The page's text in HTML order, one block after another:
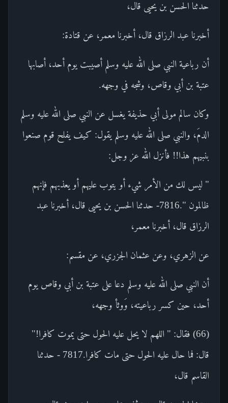
حدثنا الحسن بن يحيى قال،
أخبرنا عبد الرزاق قال، أخبرنا معمر، عن قتادة:
أن رباعية النبي صلى الله عليه وسلم أصيبت يوم أحد، أصابها
عتبة بن أبي وقاص، وشجه في وجهه.
وكان سالم مولى أبي حذيفة يغسل عن النبي صلى الله عليه وسلم
الدمَ، والنبي صلى الله عليه وسلم يقول: كيف يفلح قوم صنعوا
بنبيهم هذا!! فأنزل الله عز وجل:
" ليس لك من الأمر شيء أو يتوب عليهم أو يعذبهم فإنهم
ظالمون ".7816- حدثنا الحسن بن يحيى قال، أخبرنا عبد
الرزاق قال، أخبرنا معمر،
عن الزهري، وعن عثمان الجزري، عن مقسم:
أن النبي صلى الله عليه وسلم دعا على عتبة بن أبي وقاص يوم
أحد، حين كسر رباعيته، وَوثأ وجهه،
(66) فقال: " اللهم لا يحل عليه الحول حتى يموت كافرا!"
قال: فما حال عليه الحول حتى مات كافرا.7817 - حدثنا
القاسم قال،